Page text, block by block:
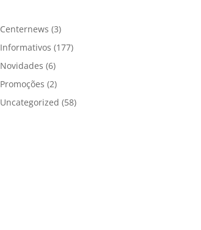
Centernews (3)
Informativos (177)
Novidades (6)
Promoções (2)
Uncategorized (58)